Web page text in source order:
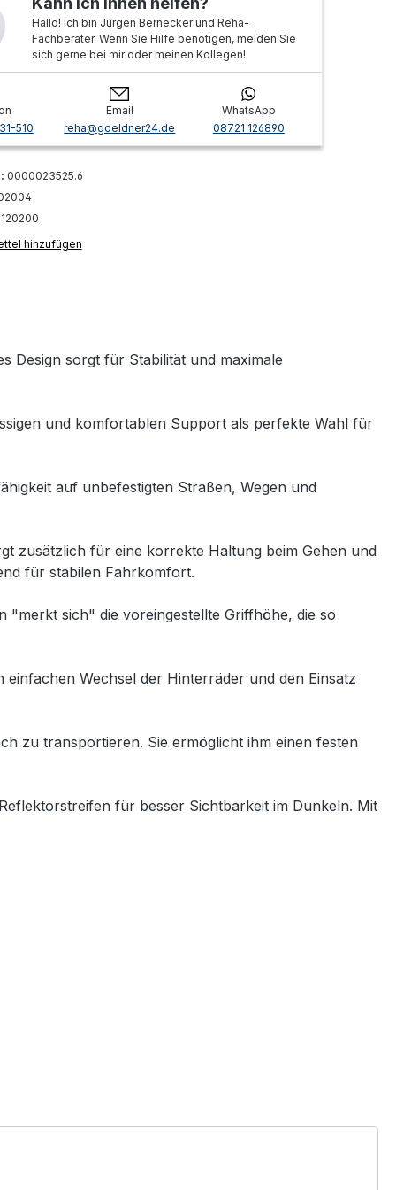
Hallo! Ich bin Jürgen Bernecker und Reha-
Fachberater. Wenn Sie Hilfe benötigen, melden Sie
sich gerne bei mir oder meinen Kollegen!
510
Email
reha@goeldner24.de
WhatsApp
08721 126890
0000023525.6
120200
hinzufügen
Design sorgt für Stabilität und maximale
und komfortablen Support als perfekte Wahl für
auf unbefestigten Straßen, Wegen und
zusätzlich für eine korrekte Haltung beim Gehen und
für stabilen Fahrkomfort.
sich" die voreingestellte Griffhöhe, die so
einfachen Wechsel der Hinterräder und den Einsatz
zu transportieren. Sie ermöglicht ihm einen festen
für besser Sichtbarkeit im Dunkeln. Mit